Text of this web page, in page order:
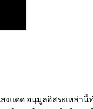
แดด อนุมูลอิสระเหล่านี้